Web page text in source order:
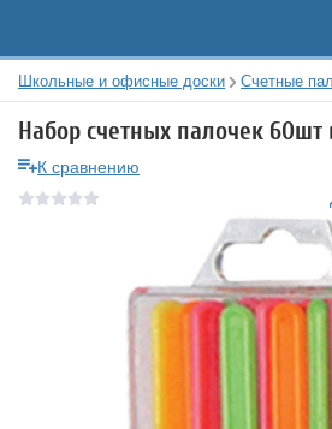
Школьные и офисные доски Счетные
Набор счетных палочек 60шт
К сравнению